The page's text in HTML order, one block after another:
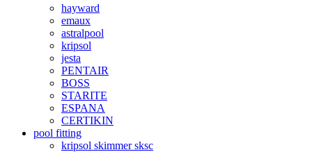
hayward
emaux
astralpool
kripsol
jesta
PENTAIR
BOSS
STARITE
ESPANA
CERTIKIN
pool fitting
kripsol skimmer sksc